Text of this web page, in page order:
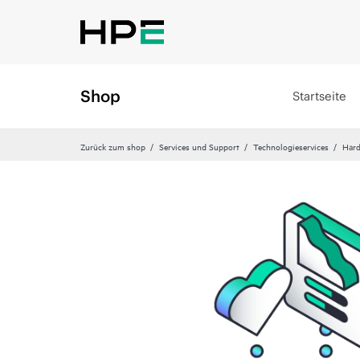
Shop Startseite
Zurück zum shop Services und Support Technologieservices